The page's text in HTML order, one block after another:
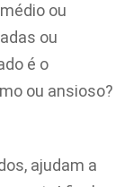
ou
ou
é o
ou ansioso?
ajudam a